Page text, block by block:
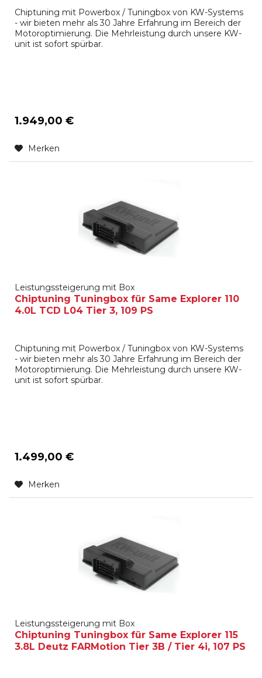
Chiptuning mit Powerbox / Tuningbox von KW-Systems
- wir bieten mehr als 30 Jahre Erfahrung im Bereich der
Motoroptimierung. Die Mehrleistung durch unsere KW-
unit ist sofort spürbar.
1.949,00 €
Merken
Leistungssteigerung mit Box
Chiptuning Tuningbox für Same Explorer 110
4.0L TCD L04 Tier 3, 109 PS
Chiptuning mit Powerbox / Tuningbox von KW-Systems
- wir bieten mehr als 30 Jahre Erfahrung im Bereich der
Motoroptimierung. Die Mehrleistung durch unsere KW-
unit ist sofort spürbar.
1.499,00 €
Merken
Leistungssteigerung mit Box
Chiptuning Tuningbox für Same Explorer 115
3.8L Deutz FARMotion Tier 3B / Tier 4i, 107 PS